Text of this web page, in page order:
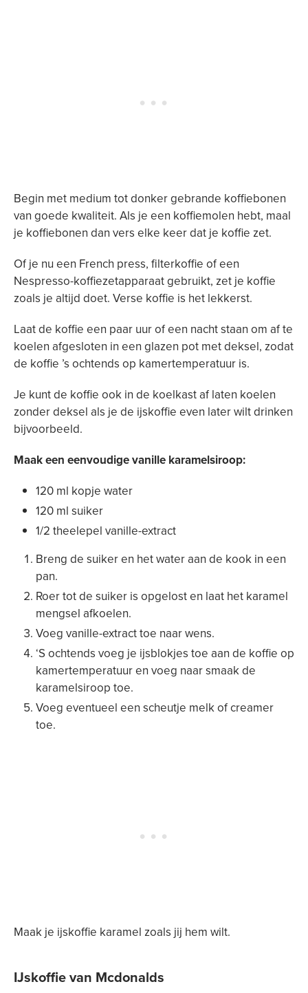
Begin met medium tot donker gebrande koffiebonen
van goede kwaliteit. Als je een koffiemolen hebt, maal
je koffiebonen dan vers elke keer dat je koffie zet.
Of je nu een French press, filterkoffie of een
Nespresso-koffiezetapparaat gebruikt, zet je koffie
zoals je altijd doet. Verse koffie is het lekkerst.
Laat de koffie een paar uur of een nacht staan ​​om af te
koelen afgesloten in een glazen pot met deksel, zodat
de koffie ’s ochtends op kamertemperatuur is.
Je kunt de koffie ook in de koelkast af laten koelen
zonder deksel als je de ijskoffie even later wilt drinken
bijvoorbeeld.
Maak een eenvoudige vanille karamelsiroop:
120 ml kopje water
120 ml suiker
1/2 theelepel vanille-extract
Breng de suiker en het water aan de kook in een
pan.
Roer tot de suiker is opgelost en laat het karamel
mengsel afkoelen.
Voeg vanille-extract toe naar wens.
‘S ochtends voeg je ijsblokjes toe aan de koffie op
kamertemperatuur en voeg naar smaak de
karamelsiroop toe.
Voeg eventueel een scheutje melk of creamer
toe.
Maak je ijskoffie karamel zoals jij hem wilt.
IJskoffie van Mcdonalds